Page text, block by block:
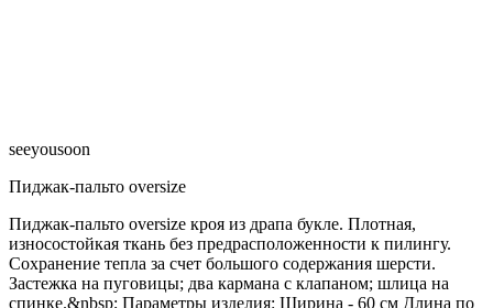
seeyousoon
Пиджак-пальто oversize
Пиджак-пальто oversize кроя из драпа букле. Плотная,
износостойкая ткань без предрасположенности к пилингу.
Сохранение тепла за счет большого содержания шерсти.
Застежка на пуговицы; два кармана с клапаном; шлица на
спинке.&nbsp; Параметры изделия: Ширина - 60 см Длина по